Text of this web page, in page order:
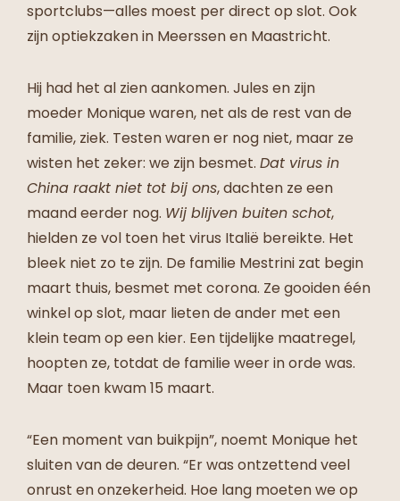
sportclubs—alles moest per direct op slot. Ook
zijn optiekzaken in Meerssen en Maastricht.
Hij had het al zien aankomen. Jules en zijn
moeder Monique waren, net als de rest van de
familie, ziek. Testen waren er nog niet, maar ze
wisten het zeker: we zijn besmet. Dat virus in
China raakt niet tot bij ons, dachten ze een
maand eerder nog. Wij blijven buiten schot,
hielden ze vol toen het virus Italië bereikte. Het
bleek niet zo te zijn. De familie Mestrini zat begin
maart thuis, besmet met corona. Ze gooiden één
winkel op slot, maar lieten de ander met een
klein team op een kier. Een tijdelijke maatregel,
hoopten ze, totdat de familie weer in orde was.
Maar toen kwam 15 maart.
“Een moment van buikpijn”, noemt Monique het
sluiten van de deuren. “Er was ontzettend veel
onrust en onzekerheid. Hoe lang moeten we op